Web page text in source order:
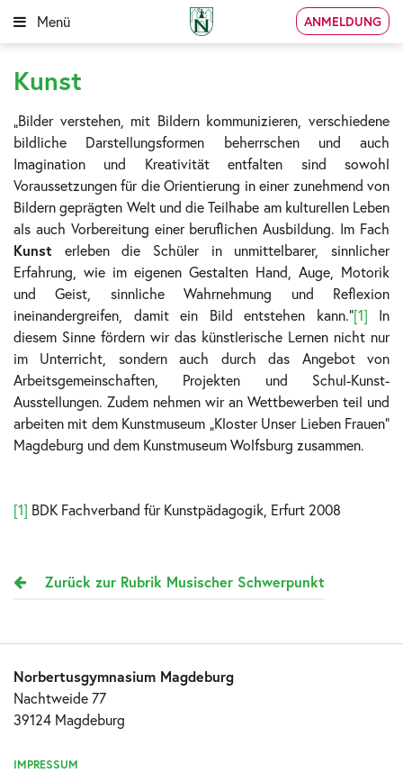
Menü ANMELDUNG
Kunst
„Bilder verstehen, mit Bildern kommunizieren, verschiedene
bildliche Darstellungsformen beherrschen und auch
Imagination und Kreativität entfalten sind sowohl
Voraussetzungen für die Orientierung in einer zunehmend von
Bildern geprägten Welt und die Teilhabe am kulturellen Leben
als auch Vorbereitung einer beruflichen Ausbildung. Im Fach
Kunst erleben die Schüler in unmittelbarer, sinnlicher
Erfahrung, wie im eigenen Gestalten Hand, Auge, Motorik
und Geist, sinnliche Wahrnehmung und Reflexion
ineinandergreifen, damit ein Bild entstehen kann.“[1] In
diesem Sinne fördern wir das künstlerische Lernen nicht nur
im Unterricht, sondern auch durch das Angebot von
Arbeitsgemeinschaften, Projekten und Schul-Kunst-
Ausstellungen. Zudem nehmen wir an Wettbewerben teil und
arbeiten mit dem Kunstmuseum „Kloster Unser Lieben Frauen“
Magdeburg und dem Kunstmuseum Wolfsburg zusammen.
[1] BDK Fachverband für Kunstpädagogik, Erfurt 2008
Zurück zur Rubrik Musischer Schwerpunkt
Norbertusgymnasium Magdeburg
Nachtweide 77
39124 Magdeburg
IMPRESSUM